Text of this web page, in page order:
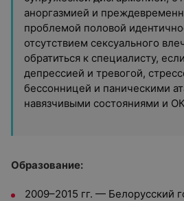
аноргазмией и
проблемой половой
отсутствием сексуального
обратиться к специалисту,
депрессией и тревогой,
бессонницей и паническими
навязчивыми состояниями и
Образование:
2009–2015 гг. — Белорусский